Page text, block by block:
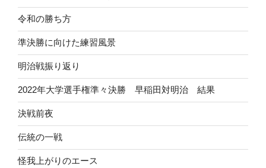
令和の勝ち方
準決勝に向けた練習風景
明治戦振り返り
2022年大学選手権準々決勝 早稲田対明治 結果
決戦前夜
伝統の一戦
怪我上がりのエース